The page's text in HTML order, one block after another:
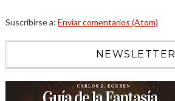
Suscribirse a: Enviar comentarios (Atom)
NEWSLETTER